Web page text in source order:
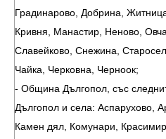
Градинарово, Добрина,
Кривня, Манастир, Неново,
Славейково, Снежина,
Чайка, Черковна, Черноок;
- Община Дългопол, със
Дългопол и села: Аспарухово,
Камен дял, Комунари,